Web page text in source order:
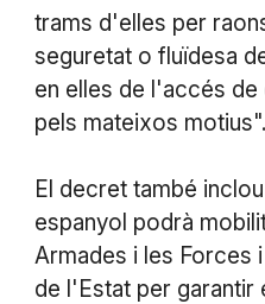
trams d'elles per
seguretat o fluïdesa
en elles de l'accés
pels mateixos motius".
El decret també
espanyol podrà
Armades i les Forces
de l'Estat per garantir